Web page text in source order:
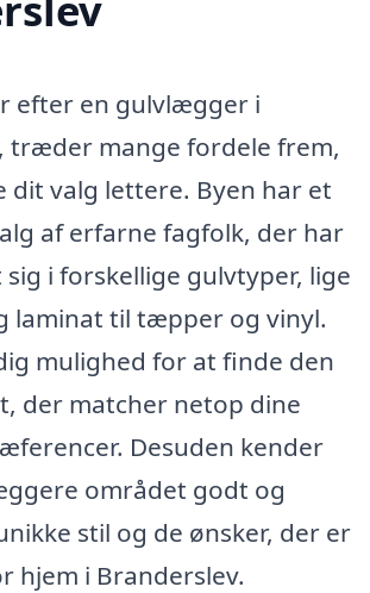
efter en gulvlægger i
træder mange fordele frem,
dit valg lettere. Byen har et
af erfarne fagfolk, der har
sig i forskellige gulvtyper, lige
laminat til tæpper og vinyl.
mulighed for at finde den
der matcher netop dine
Desuden kender
området godt og
stil og de ønsker, der er
hjem i Branderslev.